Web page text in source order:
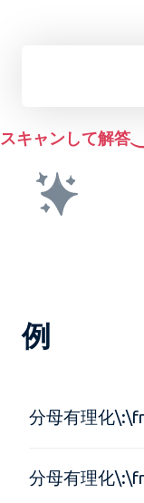
スキャンして解答
例
分母有理化
分母有理化